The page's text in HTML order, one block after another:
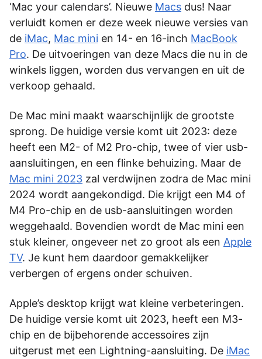
‘Mac your calendars’. Nieuwe Macs dus! Naar
verluidt komen er deze week nieuwe versies van
de iMac, Mac mini en 14- en 16-inch MacBook
Pro. De uitvoeringen van deze Macs die nu in de
winkels liggen, worden dus vervangen en uit de
verkoop gehaald.
De Mac mini maakt waarschijnlijk de grootste
sprong. De huidige versie komt uit 2023: deze
heeft een M2- of M2 Pro-chip, twee of vier usb-
aansluitingen, en een flinke behuizing. Maar de
Mac mini 2023 zal verdwijnen zodra de Mac mini
2024 wordt aangekondigd. Die krijgt een M4 of
M4 Pro-chip en de usb-aansluitingen worden
weggehaald. Bovendien wordt de Mac mini een
stuk kleiner, ongeveer net zo groot als een Apple
TV. Je kunt hem daardoor gemakkelijker
verbergen of ergens onder schuiven.
Apple’s desktop krijgt wat kleine verbeteringen.
De huidige versie komt uit 2023, heeft een M3-
chip en de bijbehorende accessoires zijn
uitgerust met een Lightning-aansluiting. De iMac